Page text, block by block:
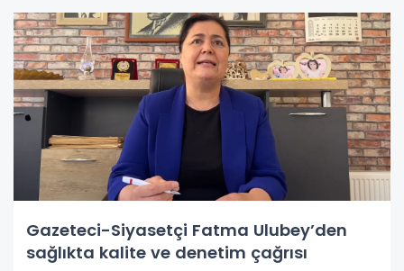
Gazeteci-Siyasetçi Fatma Ulubey’den
sağlıkta kalite ve denetim çağrısı